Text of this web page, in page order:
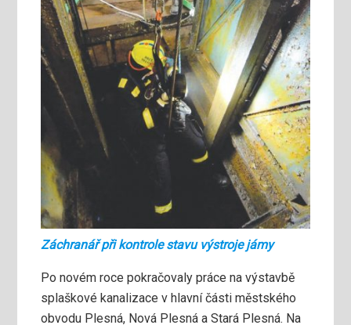
Záchranář při kontrole stavu výstroje jámy
Po novém roce pokračovaly práce na výstavbě
splaškové kanalizace v hlavní části městského
obvodu Plesná, Nová Plesná a Stará Plesná. Na